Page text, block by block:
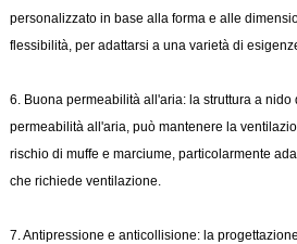
personalizzato in base alla forma e alle
flessibilità, per adattarsi a una varietà di
6. Buona permeabilità all'aria: la struttura a nido
permeabilità all'aria, può mantenere la
rischio di muffe e marciume, particolarmente
che richiede ventilazione.
7. Antipressione e anticollisione: la